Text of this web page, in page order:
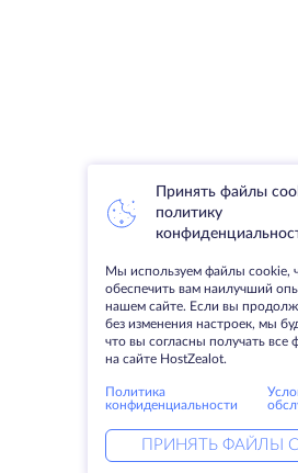
Принять файлы
политику
Мы используем файлы cookie,
обеспечить вам наилучший
нашем сайте. Если вы
без изменения настроек, мы
что вы согласны получать все
на сайте HostZealot.
Политика
конфиденциальности
ПРИНЯТЬ ФАЙЛЫ